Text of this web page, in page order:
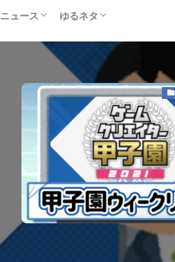
ニュース
コンテスト
ゆるネタ
配信・実況
ボードゲーム
編集部の部屋